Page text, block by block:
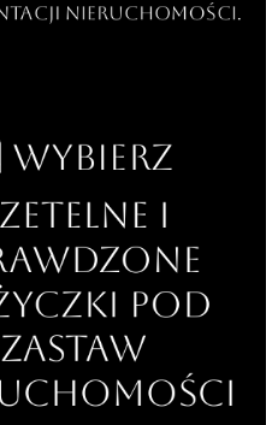
nieruchomości.
Wybierz
i
pod
zastaw